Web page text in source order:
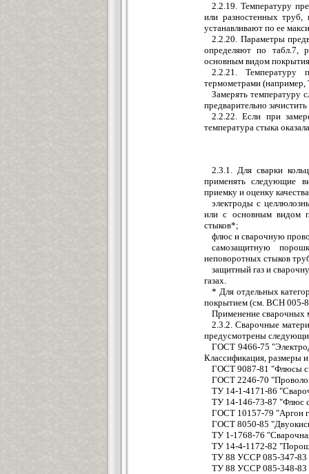
2.2.19. Температуру
или разностенных труб,
устанавливают по ее
2.2.20. Параметры
определяют по табл.7,
основным видом
2.2.21. Температуру
термометрами
Замерять температуру
предварительно
2.2.22. Если при
температура стыка
2.3.1. Для сварки
применять следующие
приемку и оценку
электроды с
или с основным видом
стыков*;
флюс и сварочную
самозащитную
неповоротных стыков
защитный газ и
газах.
* Для отдельных
покрытием (см. ВСН 005-
Применение сварочных
2.3.2. Сварочные
предусмотрены
ГОСТ 9466-75
Классификация, размеры
ГОСТ 9087-81 "Флюсы
ГОСТ 2246-70
ТУ 14-1-4171-86
ТУ 14-146-73-87 "Флюс
ГОСТ 10157-79 "Аргон
ГОСТ 8050-85
ТУ 1-1768-76
ТУ 14-4-1172-82
ТУ 88 УССР 085-347-83
ТУ 88 УССР 085-348-